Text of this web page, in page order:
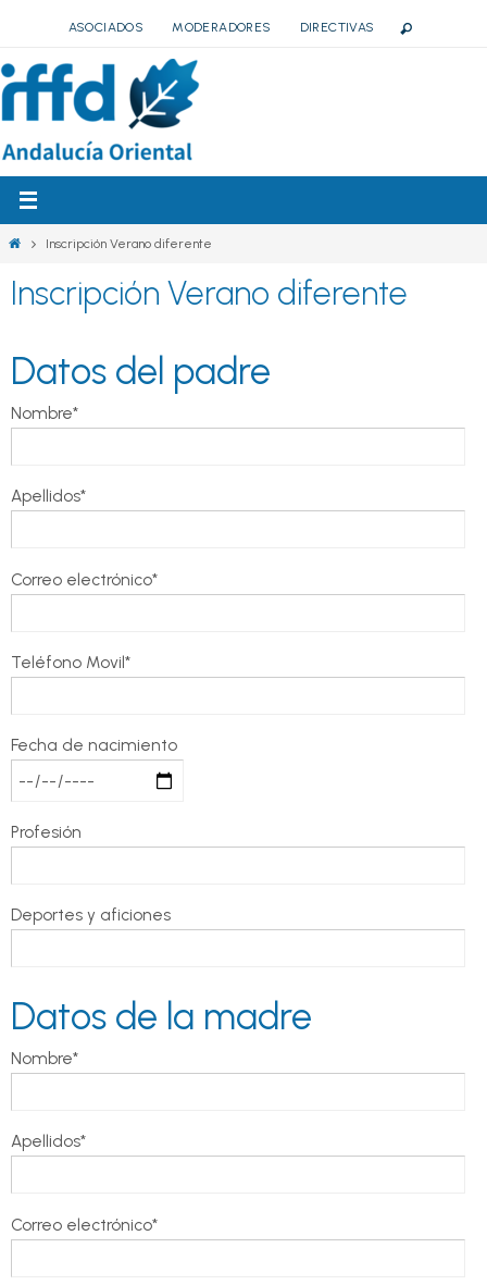
contenido
ASOCIADOS MODERADORES DIRECTIVAS
InicioInscripción Verano diferente
Inscripción Verano diferente
Datos del padre
Nombre*
Apellidos*
Correo electrónico*
Teléfono Movil*
Fecha de nacimiento
Profesión
Deportes y aficiones
Datos de la madre
Nombre*
Apellidos*
Correo electrónico*